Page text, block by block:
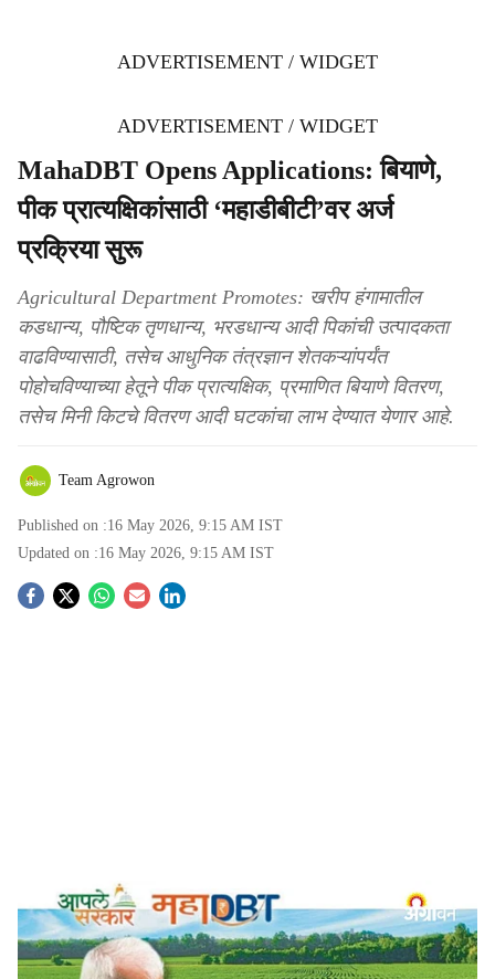
ADVERTISEMENT / WIDGET
ADVERTISEMENT / WIDGET
MahaDBT Opens Applications: बियाणे,
पीक प्रात्यक्षिकांसाठी ‘महाडीबीटी’वर अर्ज
प्रक्रिया सुरू
Agricultural Department Promotes: खरीप हंगामातील
कडधान्य, पौष्टिक तृणधान्य, भरडधान्य आदी पिकांची उत्पादकता
वाढविण्यासाठी, तसेच आधुनिक तंत्रज्ञान शेतकऱ्यांपर्यंत
पोहोचविण्याच्या हेतूने पीक प्रात्यक्षिक, प्रमाणित बियाणे वितरण,
तसेच मिनी किटचे वितरण आदी घटकांचा लाभ देण्यात येणार आहे.
Team Agrowon
Published on :16 May 2026, 9:15 AM IST
Updated on :16 May 2026, 9:15 AM IST
S
h
a
MahaDBT Opens Applications for Seeds and Crop Demonstrations Agrowon
Farmers Benefit:खरीप हंगामातील कडधान्य, पौष्टिक तृणधान्य,
भरडधान्य आदी पिकांची उत्पादकता वाढविण्यासाठी, तसेच आधुनिक